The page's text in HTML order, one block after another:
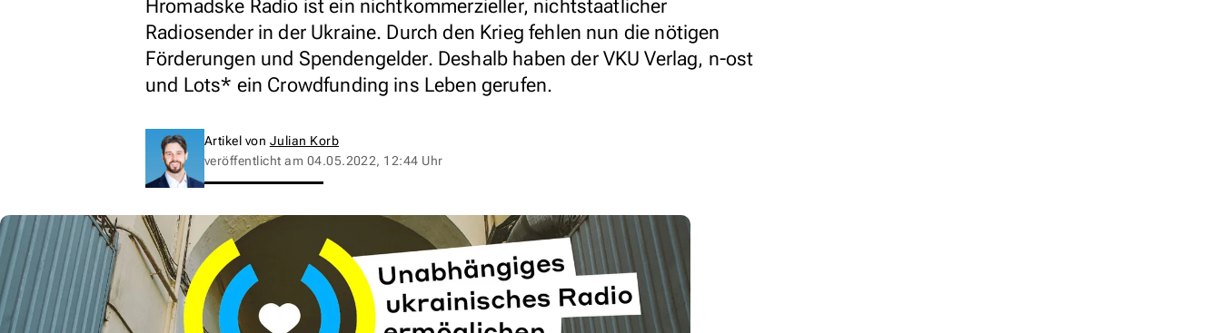
Hromadske Radio ist ein nichtkommerzieller, nichtstaatlicher
Radiosender in der Ukraine. Durch den Krieg fehlen nun die nötigen
Förderungen und Spendengelder. Deshalb haben der VKU Verlag, n-ost
und Lots* ein Crowdfunding ins Leben gerufen.
Artikel von Julian Korb
veröffentlicht am 04.05.2022, 12:44 Uhr